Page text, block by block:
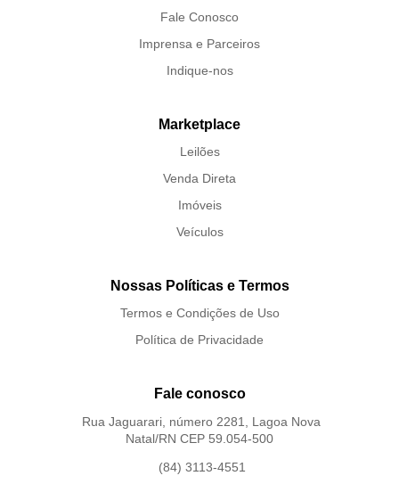
Fale Conosco
Imprensa e Parceiros
Indique-nos
Marketplace
Leilões
Venda Direta
Imóveis
Veículos
Nossas Políticas e Termos
Termos e Condições de Uso
Política de Privacidade
Fale conosco
Rua Jaguarari, número 2281, Lagoa Nova
Natal/RN CEP 59.054-500
(84) 3113-4551